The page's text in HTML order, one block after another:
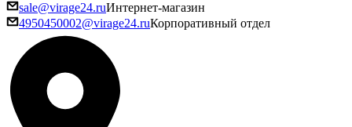
sale@virage24.ruИнтернет-магазин
4950450002@virage24.ruКорпоративный отдел